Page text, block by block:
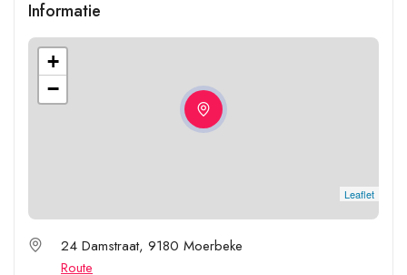
Informatie
+
−
Leaflet
24 Damstraat, 9180 Moerbeke
Route